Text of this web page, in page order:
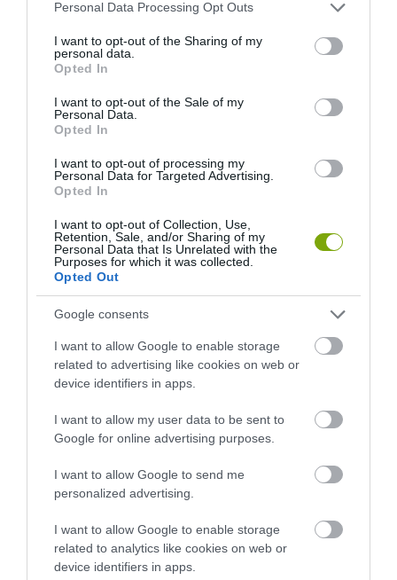
Please note that this website/app uses one or more Google
not limited to your visit or usage behaviour. You may click to
grant or deny consent to Google and its third-party tags to
use your data for below specified purposes in below Google
consent section.
Personal Data Processing Opt Outs
I want to opt-out of the Sharing of my
personal data.
Opted In
I want to opt-out of the Sale of my
Personal Data.
Opted In
I want to opt-out of processing my
Personal Data for Targeted Advertising.
Opted In
I want to opt-out of Collection, Use,
Retention, Sale, and/or Sharing of my
Personal Data that Is Unrelated with the
Purposes for which it was collected.
Opted Out
Google consents
I want to allow Google to enable storage
related to advertising like cookies on web or
device identifiers in apps.
I want to allow my user data to be sent to
Google for online advertising purposes.
I want to allow Google to send me
personalized advertising.
I want to allow Google to enable storage
related to analytics like cookies on web or
device identifiers in apps.